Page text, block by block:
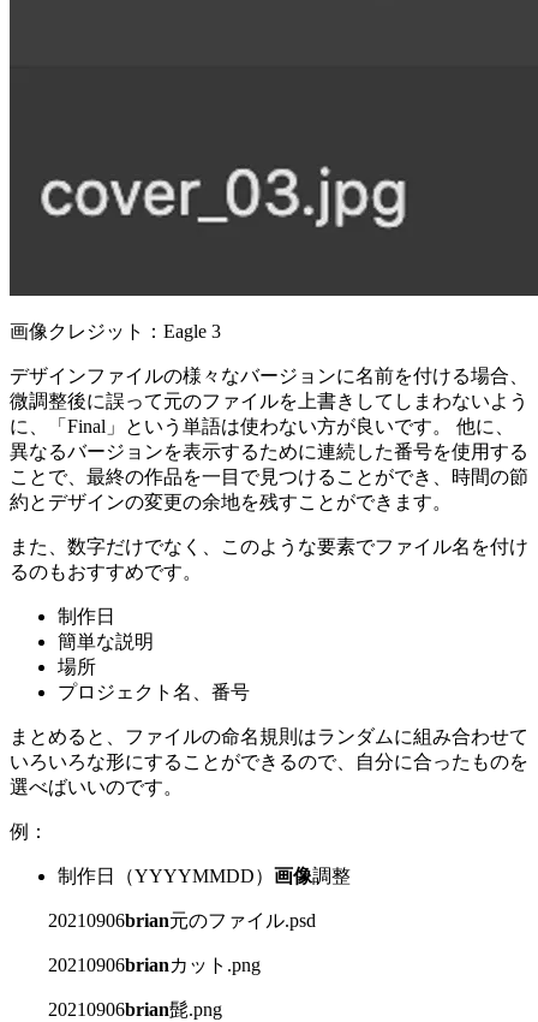
画像クレジット：Eagle 3
デザインファイルの様々なバージョンに名前を付ける場合、
微調整後に誤って元のファイルを上書きしてしまわないよう
に、「Final」という単語は使わない方が良いです。 他に、
異なるバージョンを表示するために連続した番号を使用する
ことで、最終の作品を一目で見つけることができ、時間の節
約とデザインの変更の余地を残すことができます。
また、数字だけでなく、このような要素でファイル名を付け
るのもおすすめです。
制作日
簡単な説明
場所
プロジェクト名、番号
まとめると、ファイルの命名規則はランダムに組み合わせて
いろいろな形にすることができるので、自分に合ったものを
選べばいいのです。
例：
制作日（YYYYMMDD） 画像調整
20210906brian元のファイル.psd
20210906brianカット.png
20210906brian髭.png